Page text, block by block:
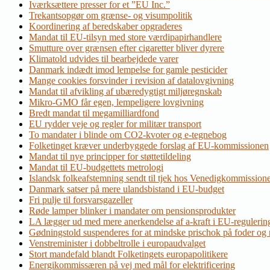
Iværksættere presser for et ”EU Inc.”
Trekantsopgør om grænse- og visumpolitik
Koordinering af beredskaber opgraderes
Mandat til EU-tilsyn med store værdipapirhandlere
Smutture over grænsen efter cigaretter bliver dyrere
Klimatold udvides til bearbejdede varer
Danmark indædt imod lempelse for gamle pesticider
Mange cookies forsvinder i revision af datalovgivning
Mandat til afvikling af ubæredygtigt miljøregnskab
Mikro-GMO får egen, lempeligere lovgivning
Bredt mandat til megamilliardfond
EU rydder veje og regler for militær transport
To mandater i blinde om CO2-kvoter og e-tegnebog
Folketinget kræver underbyggede forslag af EU-kommissionen
Mandat til nye principper for støttetildeling
Mandat til EU-budgettets metrologi
Islandsk folkeafstemning sendt til tjek hos
Danmark satser på mere ulandsbistand i EU-budget
Fri pulje til forsvarsgazeller
Røde lamper blinker i mandater om pensionsprodukter
LA lægger ud med mere anerkendelse af a-kraft i EU-
Gødningstold suspenderes for at mindske prischok på foder og
Venstreminister i dobbeltrolle i europaudvalget
Stort mandefald blandt Folketingets europapolitikere
Energikommissæren på vej med mål for elektrificering